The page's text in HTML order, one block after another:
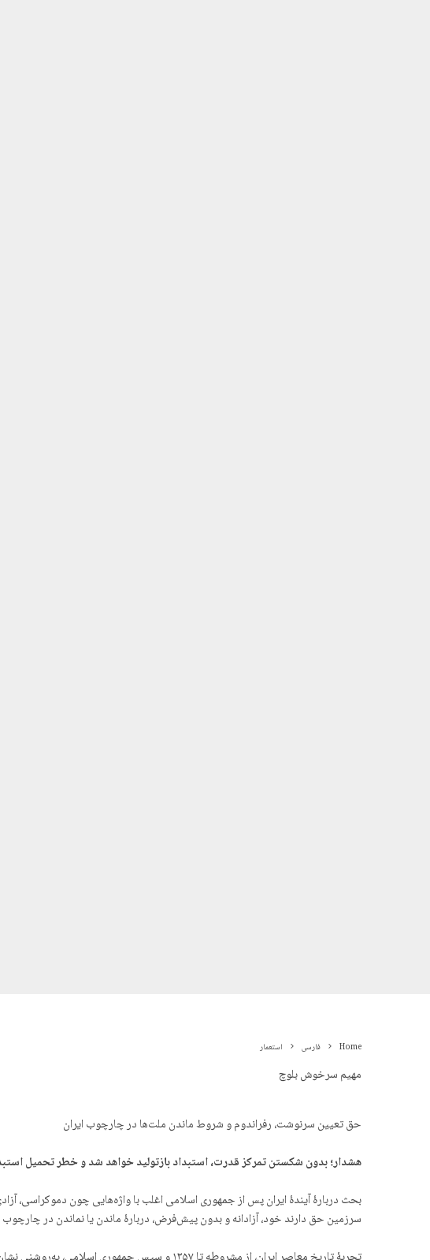
Home فارسی استعمار
مهیم سرخوش بلوچ
حق تعیین سرنوشت، رفراندوم و شروط ماندن ملت‌ها در چارچوب ایران
ھشدار؛ بدون شکستن تمرکز قدرت، استبداد بازتولید خواهد شد و خطر تحمیل
بحث دربارهٔ آیندهٔ ایران پس از جمهوری اسلامی اغلب با واژه‌هایی چون دموکراسی،
سرزمین حق دارند خود، آزادانه و بدون پیش‌فرض، دربارهٔ ماندن یا نماندن در چارچوب